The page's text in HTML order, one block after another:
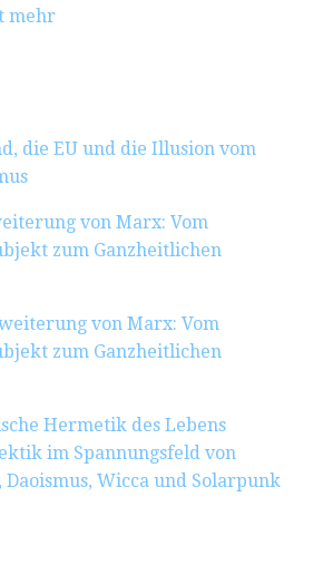
mehr
die EU und die Illusion vom
von Marx: Vom
zum Ganzheitlichen
von Marx: Vom
zum Ganzheitlichen
Hermetik des Lebens
im Spannungsfeld von
Wicca und Solarpunk